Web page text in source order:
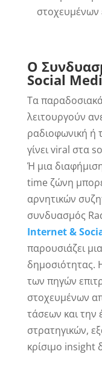
στοχευμένων
Ο
Social
Τα
λειτουργούν
ραδιοφωνική ή
γίνει viral στα
Ή μια
time ζώνη
αρνητικών
συνδυασμός
Internet&
παρουσιάζει
δημοσιότητας.
των πηγών
στοχευμένων
τάσεων και την
στρατηγικών,
κρίσιμο insight